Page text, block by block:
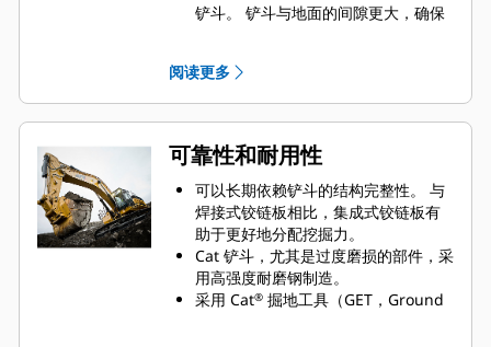
铲斗。 铲斗与地面的间隙更大，确保
油耗在挖掘过程中达到峰值。 Cat 铲
斗可以快速铲挖物料，提高了机器的
整体工作效率。
可在更短的时间内装载更多的物料。
对于每次装载，铲斗形状和侧挡板都
可将大部分物料保留在铲斗内。
阅读更多
可靠性和耐用性
可以长期依赖铲斗的结构完整性。 与
焊接式铰链板相比，集成式铰链板有
助于更好地分配挖掘力。
Cat 铲斗，尤其是过度磨损的部件，采
用高强度耐磨钢制造。
采用 Cat® 掘地工具（GET，Ground